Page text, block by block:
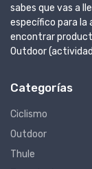
sabes que vas a
específico para la
encontrar
Outdoor
Categorías
Ciclismo
Outdoor
Thule